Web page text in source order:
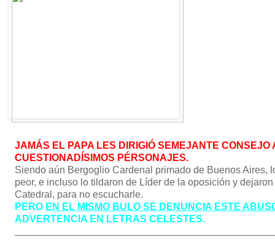
JAMÁS EL PAPA LES DIRIGIÓ SEMEJANTE CONSEJO
CUESTIONADÍSIMOS PÉRSONAJES.
Siendo aún Bergoglio Cardenal primado de Buenos Aires,
peor, e incluso lo tildaron de Líder de la oposición y
Catedral, para no escucharle.
PERO EN EL MISMO BULO SE DENUNCIA ESTE
ADVERTENCIA EN LETRAS CELESTES.